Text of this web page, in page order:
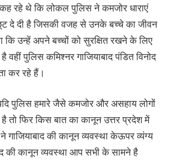
रहे थे कि लोकल पुलिस ने कमजोर धाराएं
दे दी है जिसकी वजह से उनके बच्चे का जीवन
कि उन्हें अपने बच्चों को सुरक्षित रखने के लिए
वहीं पुलिस कमिश्नर गाजियाबाद पंडित विनोद
कर रहे हैं।
पुलिस हमारे जैसे कमजोर और असहाय लोगों
तो फिर किस बात का कानून उत्तर प्रदेश में
ने गाजियाबाद की कानून व्यवस्था केऊपर व्यंग्य
की कानून व्यवस्था आप सभी के सामने है